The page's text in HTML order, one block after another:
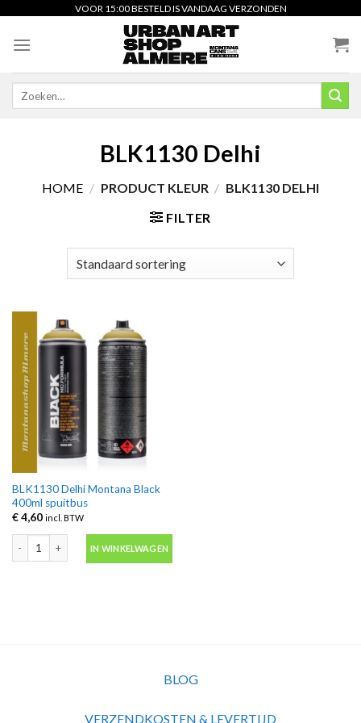
content
VOOR 15:00 BESTELD IS VANDAAG VERZONDEN
BLK1130 Delhi
HOME / PRODUCT KLEUR / BLK1130 DELHI
FILTER
BLK1130 Delhi Montana Black
400ml spuitbus
€4,60 incl. BTW
BLK1130 Delhi Montana Black 400ml spuitbus aantal
IN WINKELWAGEN
BLOG
VERZENDKOSTEN & LEVERTIJD